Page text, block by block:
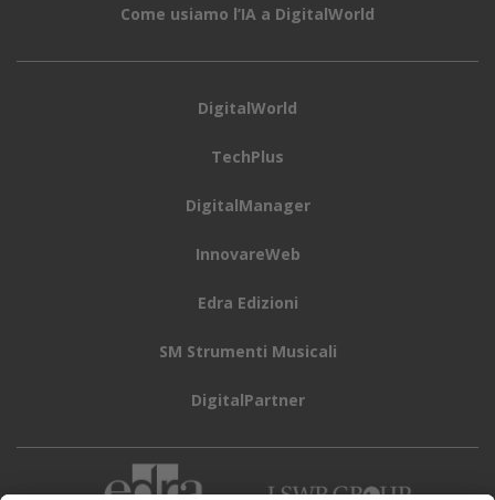
Come usiamo l’IA a DigitalWorld
DigitalWorld
TechPlus
DigitalManager
InnovareWeb
Edra Edizioni
SM Strumenti Musicali
DigitalPartner